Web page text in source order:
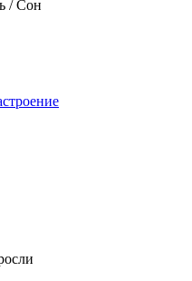
/ Сон